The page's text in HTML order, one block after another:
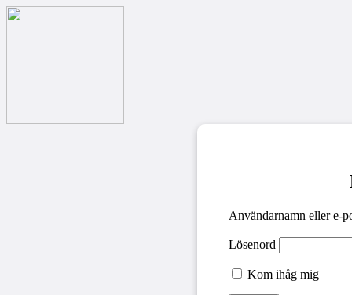
Användarnamn eller e-
Lösenord
Kom ihåg mig